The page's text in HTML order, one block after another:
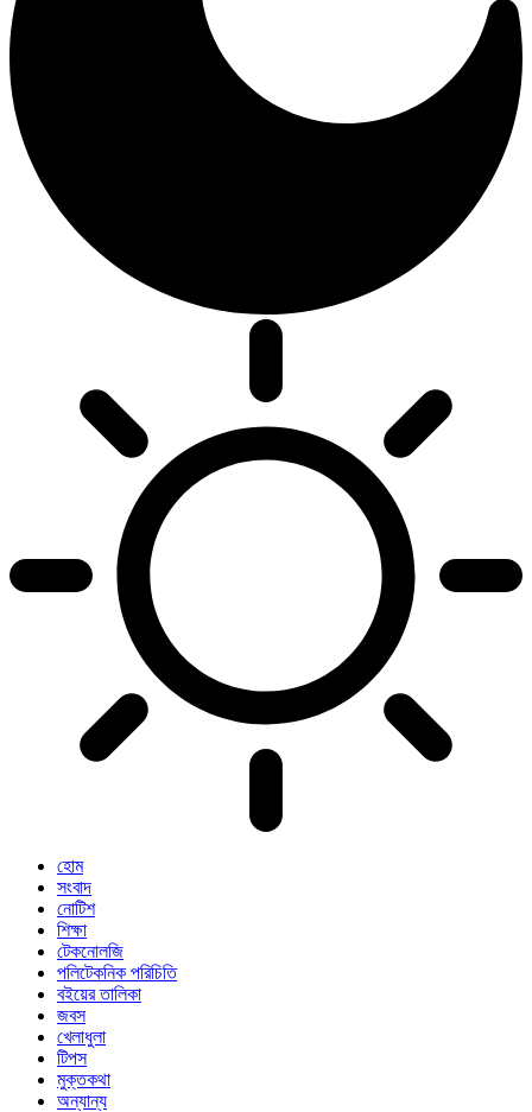
হোম
সংবাদ
নোটিশ
শিক্ষা
টেকনোলজি
পলিটেকনিক পরিচিতি
বইয়ের তালিকা
জবস
খেলাধুলা
টিপস
মুক্তকথা
অন্যান্য